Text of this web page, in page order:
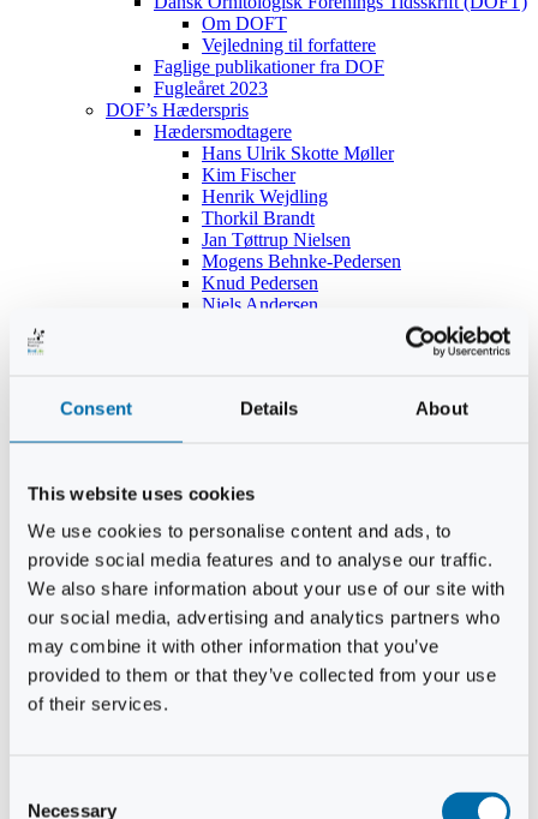
Consent Details About
This website uses cookies
We use cookies to personalise content and ads, to
provide social media features and to analyse our traffic.
We also share information about your use of our site with
our social media, advertising and analytics partners who
may combine it with other information that you’ve
provided to them or that they’ve collected from your use
of their services.
Necessary
Om DOFT
Vejledning til forfattere
Faglige publikationer fra DOF
Fugleåret 2023
DOF’s Hæderspris
Hædersmodtagere
Hans Ulrik Skotte Møller
Kim Fischer
Henrik Wejdling
Thorkil Brandt
Jan Tøttrup Nielsen
Mogens Behnke-Pedersen
Knud Pedersen
Niels Andersen
Christian Hjorth
Niels Thomas Rosenberg
Benny Gensbøl
Bent Jakobsen
Svend Andersen
Bent Wigh
Jens-Kjeld Jensen
Jon Fjeldså
William Carøe Aarestrup
Erik Mølgaard